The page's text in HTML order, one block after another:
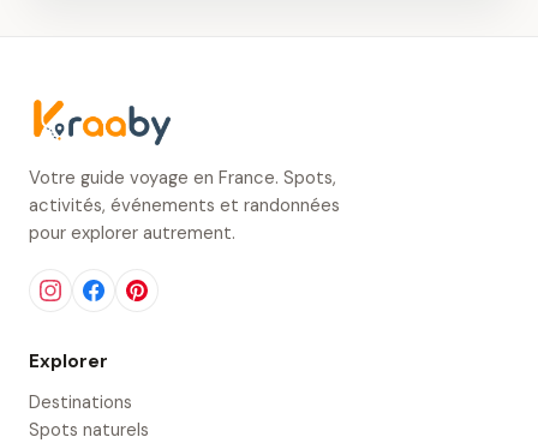
Votre guide voyage en France. Spots,
activités, événements et randonnées
pour explorer autrement.
Explorer
Destinations
Spots naturels